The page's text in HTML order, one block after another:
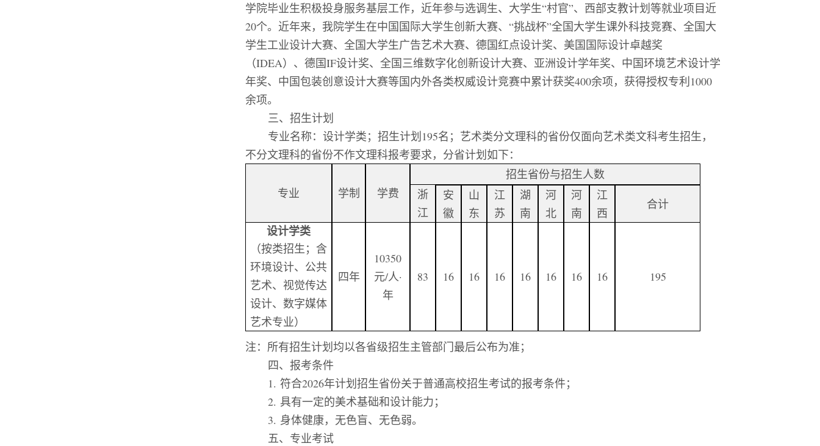
学院毕业生积极投身服务基层工作，近年参与选调生、大学生“村官”、西部支教计划等就业项目近
20个。近年来，我院学生在中国国际大学生创新大赛、 “挑战杯”全国大学生课外科技竞赛、全国大
学生工业设计大赛、全国大学生广告艺术大赛、德国红点设计奖、美国国际设计卓越奖
（IDEA）、德国IF设计奖、全国三维数字化创新设计大赛、亚洲设计学年奖、中国环境艺术设计学
年奖、中国包装创意设计大赛等国内外各类权威设计竞赛中累计获奖400余项，获得授权专利1000
余项。
三、招生计划
专业名称：设计学类；招生计划195名；艺术类分文理科的省份仅面向艺术类文科考生招生，
不分文理科的省份不作文理科报考要求，分省计划如下：
专业 学制 学费
招生省份与招生人数
浙
江
安
徽
山
东
江
苏
湖
南
河
北
河
南
江
西
合计
设计学类
（按类招生；含
环境设计、公共
艺术、视觉传达
设计、数字媒体
艺术专业）
四年
10350
元/人·
年
83 16 16 16 16 16 16 16 195
注：所有招生计划均以各省级招生主管部门最后公布为准；
四、报考条件
1. 符合2026年计划招生省份关于普通高校招生考试的报考条件；
2. 具有一定的美术基础和设计能力；
3. 身体健康，无色盲、无色弱。
五、专业考试